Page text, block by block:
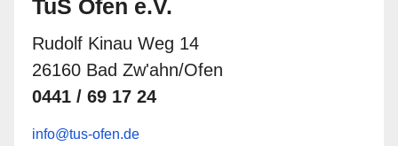
TuS Ofen e.V.
Rudolf Kinau Weg 14
26160 Bad Zw'ahn/Ofen
0441 / 69 17 24
info@tus-ofen.de